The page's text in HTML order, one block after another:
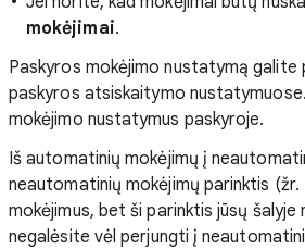
mokėjimai.
Paskyros mokėjimo nustatymą
paskyros atsiskaitymo
mokėjimo nustatymus paskyroje.
Iš automatinių mokėjimų į
neautomatinių mokėjimų parinktis
mokėjimus, bet ši parinktis jūsų
negalėsite vėl perjungti į